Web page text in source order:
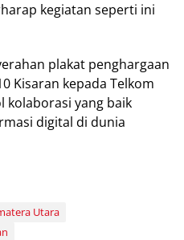
kegiatan seperti ini
plakat penghargaan
Kisaran kepada Telkom
kolaborasi yang baik
digital di dunia
Utara